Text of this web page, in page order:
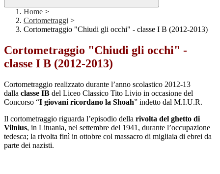
Home >
Cortometraggi >
Cortometraggio "Chiudi gli occhi" - classe I B (2012-2013)
Cortometraggio "Chiudi gli occhi" -
classe I B (2012-2013)
Cortometraggio realizzato durante l’anno scolastico 2012-13
dalla classe IB del Liceo Classico Tito Livio in occasione del
Concorso “I giovani ricordano la Shoah” indetto dal M.I.U.R.
Il cortometraggio riguarda l’episodio della rivolta del ghetto di
Vilnius, in Lituania, nel settembre del 1941, durante l’occupazione
tedesca; la rivolta finì in ottobre col massacro di migliaia di ebrei da
parte dei nazisti.